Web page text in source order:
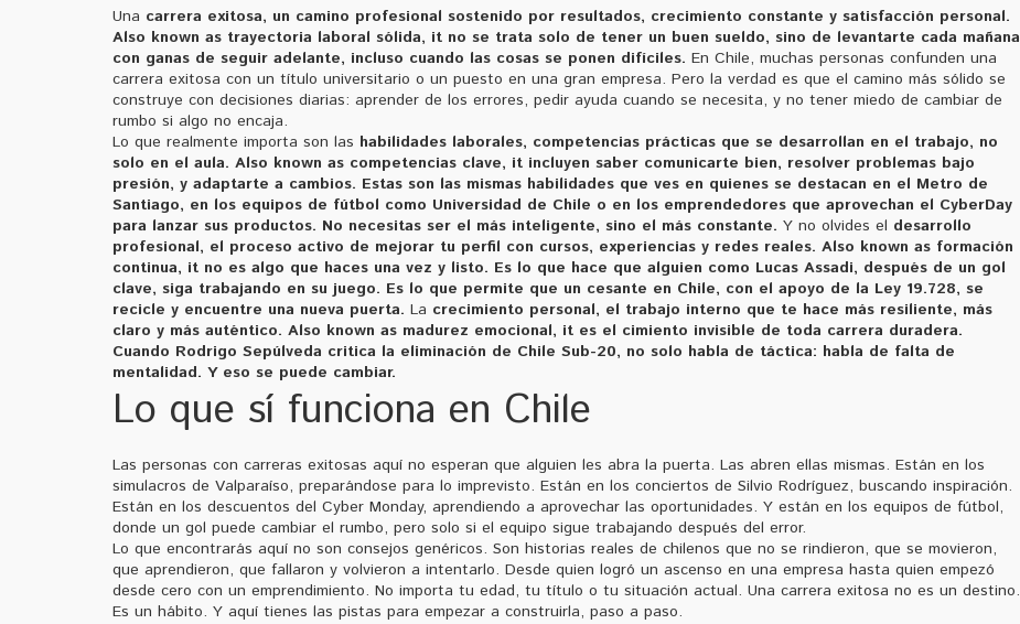
Una carrera exitosa, un camino profesional sostenido por resultados, crecimiento constante y satisfacción personal.
Also known as trayectoria laboral sólida, it no se trata solo de tener un buen sueldo, sino de levantarte cada mañana
con ganas de seguir adelante, incluso cuando las cosas se ponen difíciles. En Chile, muchas personas confunden una
carrera exitosa con un título universitario o un puesto en una gran empresa. Pero la verdad es que el camino más sólido se
construye con decisiones diarias: aprender de los errores, pedir ayuda cuando se necesita, y no tener miedo de cambiar de
rumbo si algo no encaja.
Lo que realmente importa son las habilidades laborales, competencias prácticas que se desarrollan en el trabajo, no
solo en el aula. Also known as competencias clave, it incluyen saber comunicarte bien, resolver problemas bajo
presión, y adaptarte a cambios. Estas son las mismas habilidades que ves en quienes se destacan en el Metro de
Santiago, en los equipos de fútbol como Universidad de Chile o en los emprendedores que aprovechan el CyberDay
para lanzar sus productos. No necesitas ser el más inteligente, sino el más constante. Y no olvides el desarrollo
profesional, el proceso activo de mejorar tu perfil con cursos, experiencias y redes reales. Also known as formación
continua, it no es algo que haces una vez y listo. Es lo que hace que alguien como Lucas Assadi, después de un gol
clave, siga trabajando en su juego. Es lo que permite que un cesante en Chile, con el apoyo de la Ley 19.728, se
recicle y encuentre una nueva puerta. La crecimiento personal, el trabajo interno que te hace más resiliente, más
claro y más auténtico. Also known as madurez emocional, it es el cimiento invisible de toda carrera duradera.
Cuando Rodrigo Sepúlveda critica la eliminación de Chile Sub-20, no solo habla de táctica: habla de falta de
mentalidad. Y eso se puede cambiar.
Lo que sí funciona en Chile
Las personas con carreras exitosas aquí no esperan que alguien les abra la puerta. Las abren ellas mismas. Están en los
simulacros de Valparaíso, preparándose para lo imprevisto. Están en los conciertos de Silvio Rodríguez, buscando inspiración.
Están en los descuentos del Cyber Monday, aprendiendo a aprovechar las oportunidades. Y están en los equipos de fútbol,
donde un gol puede cambiar el rumbo, pero solo si el equipo sigue trabajando después del error.
Lo que encontrarás aquí no son consejos genéricos. Son historias reales de chilenos que no se rindieron, que se movieron,
que aprendieron, que fallaron y volvieron a intentarlo. Desde quien logró un ascenso en una empresa hasta quien empezó
desde cero con un emprendimiento. No importa tu edad, tu título o tu situación actual. Una carrera exitosa no es un destino.
Es un hábito. Y aquí tienes las pistas para empezar a construirla, paso a paso.